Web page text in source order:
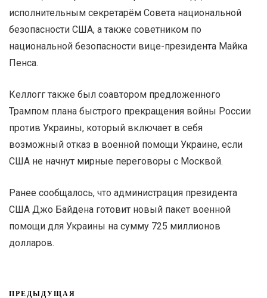
исполнительным секретарём Совета национальной
безопасности США, а также советником по
национальной безопасности вице-президента Майка
Пенса.
Келлогг также был соавтором предложенного
Трампом плана быстрого прекращения войны России
против Украины, который включает в себя
возможный отказ в военной помощи Украине, если
США не начнут мирные переговоры с Москвой.
Ранее сообщалось, что администрация президента
США Джо Байдена готовит новый пакет военной
помощи для Украины на сумму 725 миллионов
долларов.
ПРЕДЫДУЩАЯ